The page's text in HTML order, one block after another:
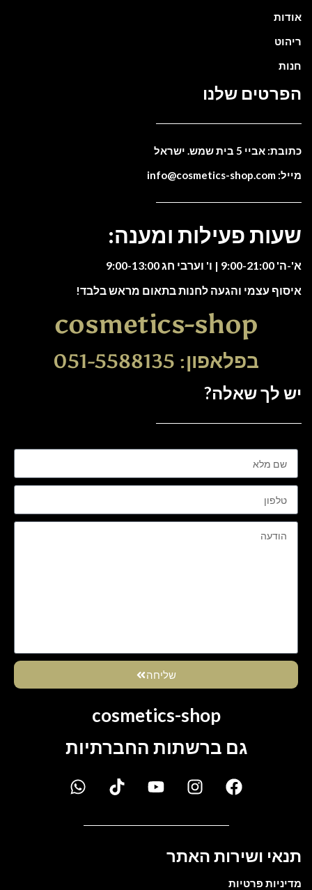
אודות
ריהוט
חנות
הפרטים שלנו
כתובת: אביי 5 בית שמש. ישראל
מייל: info@cosmetics-shop.com
שעות פעילות ומענה:
א'-ה' 9:00-21:00 | ו' וערבי חג 9:00-13:00
איסוף עצמי והגעה לחנות בתאום מראש בלבד!
cosmetics-shop
בפלאפון: 051-5588135
יש לך שאלה?
שליחה
cosmetics-shop
גם ברשתות החברתיות
תנאי ושירות האתר
מדיניות פרטיות